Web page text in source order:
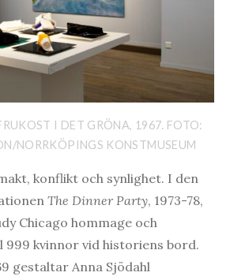
I DET GRÖNA, 1967. FOTO:
NORRKÖPINGS KONSTMUSEUM
konflikt och synlighet. I den
The Dinner Party, 1973-78,
Chicago hommage och
kvinnor vid historiens bord.
gestaltar Anna Sjödahl